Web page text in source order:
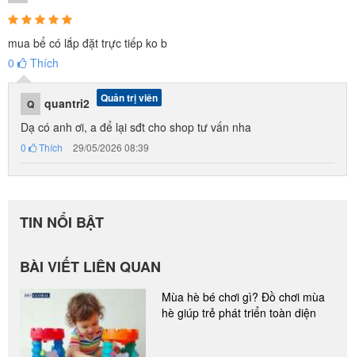
mua bể có lắp đặt trực tiếp ko b
0
Thích
Q quantri2 Quản trị viên
Dạ có anh ơi, a để lại sđt cho shop tư vấn nha
0 Thích 29/05/2026 08:39
TIN NỔI BẬT
BÀI VIẾT LIÊN QUAN
Mùa hè bé chơi gì? Đồ chơi mùa
hè giúp trẻ phát triển toàn diện